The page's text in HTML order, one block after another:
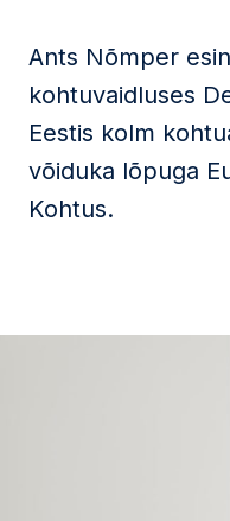
Ants Nõmper
kohtuvaidluses
Eestis kolm
võiduka lõpuga
Kohtus.